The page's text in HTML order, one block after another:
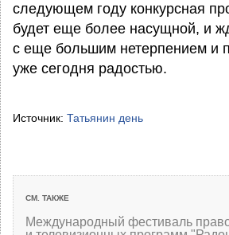
следующем году конкурсная
будет еще более насущной, и
с еще большим нетерпением и
уже сегодня радостью.
Источник: Татьянин день
СМ. ТАКЖЕ
Международный фестиваль